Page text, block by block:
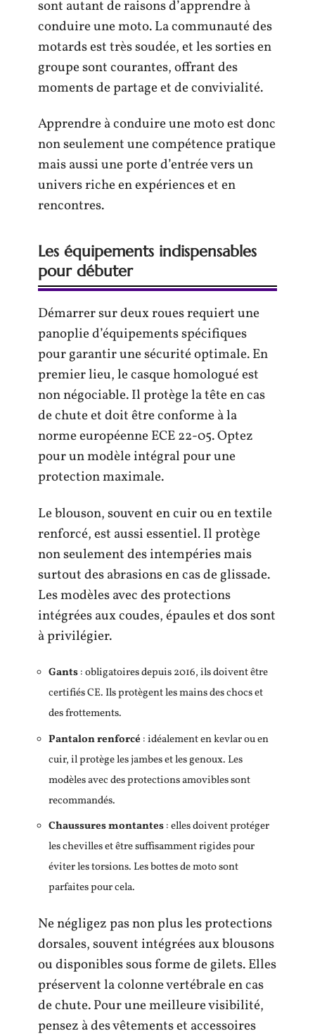
sont autant de raisons d’apprendre à
conduire une moto. La communauté des
motards est très soudée, et les sorties en
groupe sont courantes, offrant des
moments de partage et de convivialité.
Apprendre à conduire une moto est donc
non seulement une compétence pratique
mais aussi une porte d’entrée vers un
univers riche en expériences et en
rencontres.
Les équipements indispensables
pour débuter
Démarrer sur deux roues requiert une
panoplie d’équipements spécifiques
pour garantir une sécurité optimale. En
premier lieu, le casque homologué est
non négociable. Il protège la tête en cas
de chute et doit être conforme à la
norme européenne ECE 22-05. Optez
pour un modèle intégral pour une
protection maximale.
Le blouson, souvent en cuir ou en textile
renforcé, est aussi essentiel. Il protège
non seulement des intempéries mais
surtout des abrasions en cas de glissade.
Les modèles avec des protections
intégrées aux coudes, épaules et dos sont
à privilégier.
Gants: obligatoires depuis 2016, ils doivent être
certifiés CE. Ils protègent les mains des chocs et
des frottements.
Pantalon renforcé : idéalement en kevlar ou en
cuir, il protège les jambes et les genoux. Les
modèles avec des protections amovibles sont
recommandés.
Chaussures montantes: elles doivent protéger
les chevilles et être suffisamment rigides pour
éviter les torsions. Les bottes de moto sont
parfaites pour cela.
Ne négligez pas non plus les protections
dorsales, souvent intégrées aux blousons
ou disponibles sous forme de gilets. Elles
préservent la colonne vertébrale en cas
de chute. Pour une meilleure visibilité,
pensez à des vêtements et accessoires